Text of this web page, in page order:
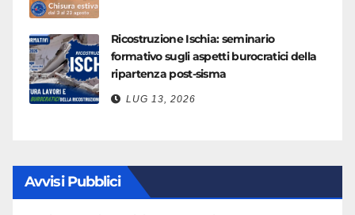
Ricostruzione Ischia: seminario
formativo sugli aspetti burocratici della
ripartenza post-sisma
LUG 13, 2026
Avvisi Pubblici